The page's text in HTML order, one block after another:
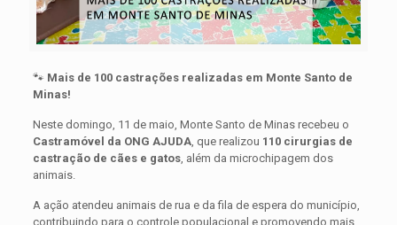
🐾 Mais de 100 castrações realizadas em Monte Santo de
Minas!
Neste domingo, 11 de maio, Monte Santo de Minas recebeu o
Castramóvel da ONG AJUDA, que realizou 110 cirurgias de
castração de cães e gatos, além da microchipagem dos
animais.
A ação atendeu animais de rua e da fila de espera do município,
contribuindo para o controle populacional e promovendo mais